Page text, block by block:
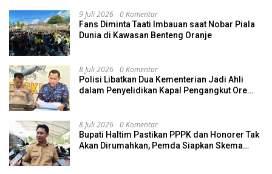
9 Juli 2026 0 Komentar
Fans Diminta Taati Imbauan saat Nobar Piala
Dunia di Kawasan Benteng Oranje
8 Juli 2026 0 Komentar
Polisi Libatkan Dua Kementerian Jadi Ahli
dalam Penyelidikan Kapal Pengangkut Ore
8 Juli 2026 0 Komentar
Bupati Haltim Pastikan PPPK dan Honorer Tak
Akan Dirumahkan, Pemda Siapkan Skema